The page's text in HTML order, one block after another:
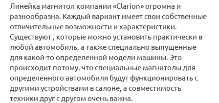
Линейка магнитол компании «Clarion» огромна и
разнообразна. Каждый вариант имеет свои собственные
отличительные возможности и характеристики.
Существуют , которые можно установить практически в
любой автомобиль, а также специально выпущенные
для какой-то определенной модели машины. Это
происходит потому, что специальные магнитолы для
определенного автомобиля будут функционировать с
другими устройствами в салоне, а совместимость
техники друг с другом очень важна.